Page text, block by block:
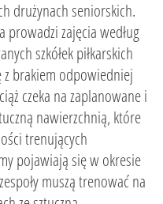
drużynach seniorskich.
zajęcia według
szkółek piłkarskich
z brakiem odpowiedniej
czeka na zaplanowane i
nawierzchnią, które
trenujących
pojawiają się w okresie
muszą trenować na